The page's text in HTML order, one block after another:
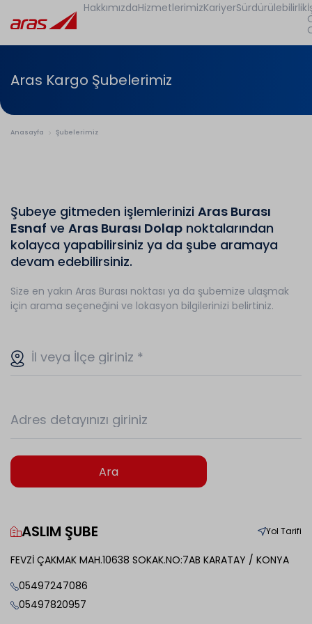
HakkımızdaHizmetlerimizKariyerSürdürülebilirlik
Aras Kargo Şubelerimiz
Anasayfa Şubelerimiz
Şubeye gitmeden işlemlerinizi Aras Burası
Esnaf ve Aras Burası Dolap noktalarından
kolayca yapabilirsiniz ya da şube aramaya
devam edebilirsiniz.
Size en yakın Aras Burası noktası ya da şubemize ulaşmak
için arama seçeneğini ve lokasyon bilgilerinizi belirtiniz.
İl veya İlçe giriniz *
Adres detayınızı giriniz
Ara
ASLIM ŞUBE Yol Tarifi
FEVZİ ÇAKMAK MAH.10638 SOKAK.NO:7AB KARATAY / KONYA
05497247086
05497820957